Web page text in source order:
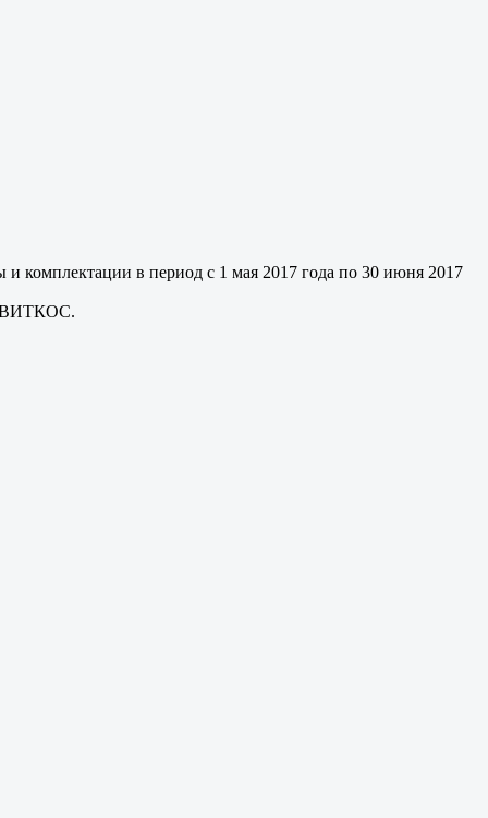
комплектации в период с 1 мая 2017 года по 30 июня 2017
ВИТКОС.